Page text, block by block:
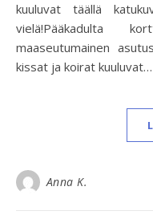
kuuluvat täällä
vielä!Pääkadulta
maaseutumainen
kissat ja koirat kuuluvat…
Anna K.